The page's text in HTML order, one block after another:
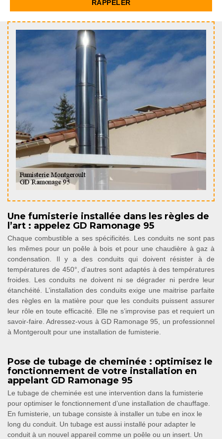
Une fumisterie installée dans les règles de
l’art : appelez GD Ramonage 95
Chaque combustible a ses spécificités. Les conduits ne sont pas
les mêmes pour un poêle à bois et pour une chaudière à gaz à
condensation. Il y a des conduits qui doivent résister à de
températures de 450°, d’autres sont adaptés à des températures
froides. Les conduits ne doivent ni se dégrader ni perdre leur
étanchéité. L’installation des conduits exige une maitrise parfaite
des règles en la matière pour que les conduits puissent assurer
leur rôle en toute efficacité. Elle ne s’improvise pas et requiert un
savoir-faire. Adressez-vous à GD Ramonage 95, un professionnel
à Montgeroult pour une installation de fumisterie.
Pose de tubage de cheminée : optimisez le
fonctionnement de votre installation en
appelant GD Ramonage 95
Le tubage de cheminée est une intervention dans la fumisterie
pour optimiser le fonctionnement d’une installation de chauffage.
En fumisterie, un tubage consiste à installer un tube en inox le
long du conduit. Un tubage est aussi installé pour adapter le
conduit à un nouvel appareil comme un poêle ou un insert. Un